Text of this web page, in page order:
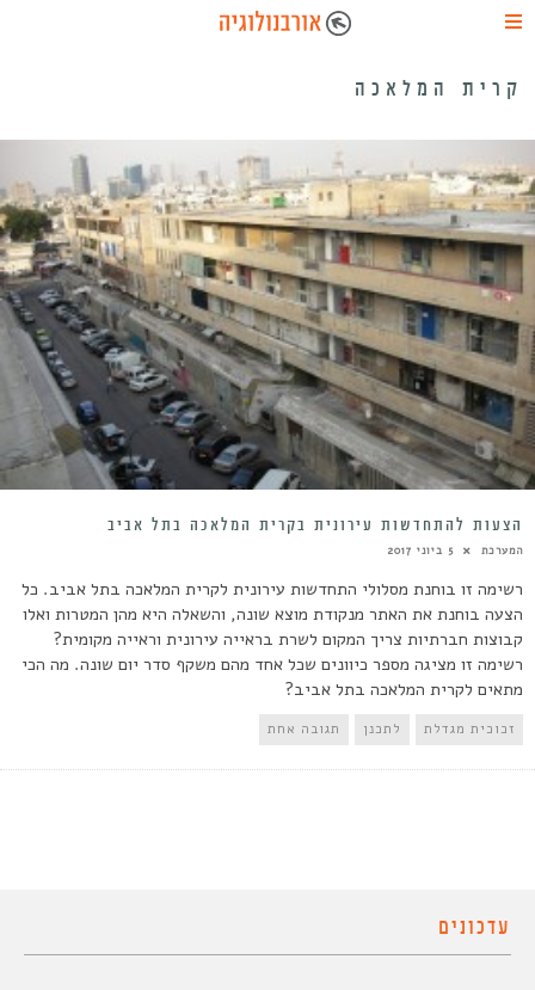
קרית המלאכה
הצעות להתחדשות עירונית בקרית המלאכה בתל אביב
המערכת 5 ביוני 2017
רשימה זו בוחנת מסלולי התחדשות עירונית לקרית המלאכה בתל אביב. כל
הצעה בוחנת את האתר מנקודת מוצא שונה, והשאלה היא מהן המטרות ואלו
קבוצות חברתיות צריך המקום לשרת בראייה עירונית וראייה מקומית?
רשימה זו מציגה מספר כיוונים שכל אחד מהם משקף סדר יום שונה. מה הכי
מתאים לקרית המלאכה בתל אביב?
זכוכית מגדלת לתכנן תגובה אחת
עדכונים